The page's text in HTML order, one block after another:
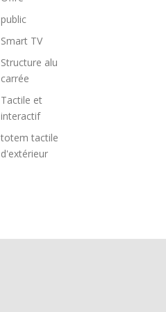
public
Smart TV
Structure alu
carrée
Tactile et
interactif
totem tactile
d'extérieur